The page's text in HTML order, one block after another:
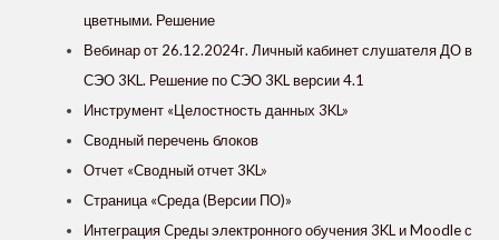
цветными. Решение
Вебинар от 26.12.2024г. Личный кабинет слушателя ДО в
СЭО 3KL. Решение по СЭО 3KL версии 4.1
Инструмент «Целостность данных 3KL»
Сводный перечень блоков
Отчет «Сводный отчет 3KL»
Страница «Среда (Версии ПО)»
Интеграция Cреды электронного обучения 3KL и Moodle с